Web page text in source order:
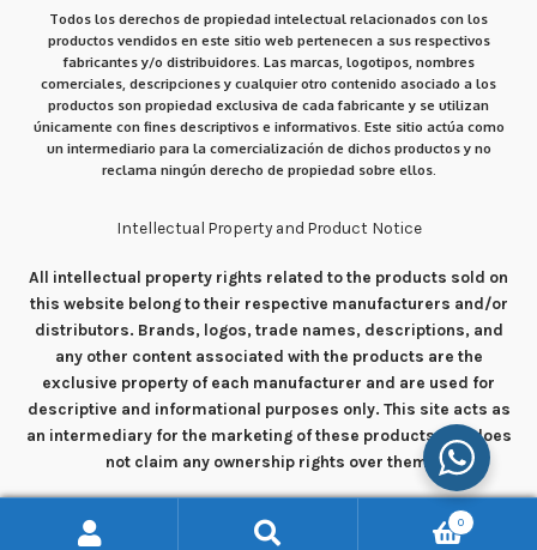
Todos los derechos de propiedad intelectual relacionados con los
productos vendidos en este sitio web pertenecen a sus respectivos
fabricantes y/o distribuidores. Las marcas, logotipos, nombres
comerciales, descripciones y cualquier otro contenido asociado a los
productos son propiedad exclusiva de cada fabricante y se utilizan
únicamente con fines descriptivos e informativos. Este sitio actúa como
un intermediario para la comercialización de dichos productos y no
reclama ningún derecho de propiedad sobre ellos.
Intellectual Property and Product Notice
All intellectual property rights related to the products sold on
this website belong to their respective manufacturers and/or
distributors. Brands, logos, trade names, descriptions, and
any other content associated with the products are the
exclusive property of each manufacturer and are used for
descriptive and informational purposes only. This site acts as
an intermediary for the marketing of these products and does
not claim any ownership rights over them.
0